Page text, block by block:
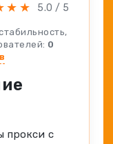
★ ★ 5.0 / 5
0
прокси с